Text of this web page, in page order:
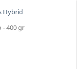
Hybrid
- 400 gr